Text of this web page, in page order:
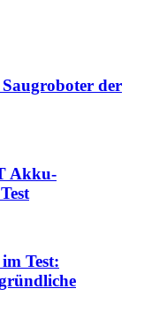
der
Akku-
Test: